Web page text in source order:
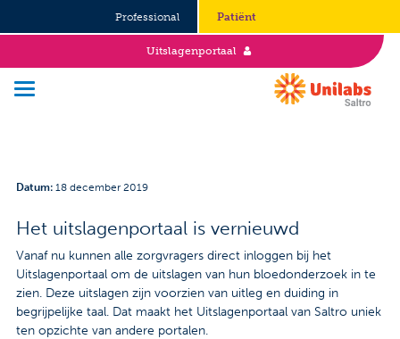
Professional Patiënt
Uitslagenportaal
Duurzaamheid en Good Governance
Werken bij
Stages
Datum: 18 december 2019
Het uitslagenportaal is vernieuwd
Vanaf nu kunnen alle zorgvragers direct inloggen bij het
Uitslagenportaal om de uitslagen van hun bloedonderzoek in te
zien. Deze uitslagen zijn voorzien van uitleg en duiding in
begrijpelijke taal. Dat maakt het Uitslagenportaal van Saltro uniek
ten opzichte van andere portalen.